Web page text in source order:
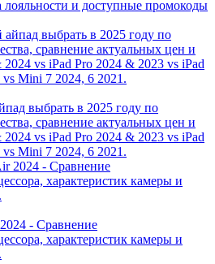
и доступные промокоды
выбрать в 2025 году по
сравнение актуальных цен и
vs iPad Pro 2024 & 2023 vs iPad
Mini 7 2024, 6 2021.
- Сравнение
характеристик камеры и